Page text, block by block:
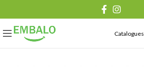
Catalogues